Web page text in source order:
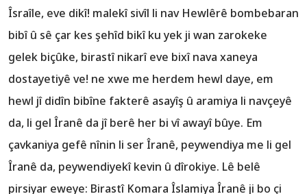
Îsraîle, eve dikî! malekî sivîl li nav Hewlêrê bombebaran
bibî û sê çar kes şehîd bikî ku yek ji wan zarokeke
gelek biçûke, birastî nikarî eve bixî nava xaneya
dostayetiyê ve! ne xwe me herdem hewl daye, em
hewl jî didîn bibîne fakterê asayîş û aramiya li navçeyê
da, li gel Îranê da jî berê her bi vî awayî bûye. Em
çavkaniya gefê nînin li ser Îranê, peywendiya me li gel
Îranê da, peywendiyekî kevin û dîrokiye. Lê belê
pirsiyar eweye: Birastî Komara Îslamiya Îranê ji bo çi